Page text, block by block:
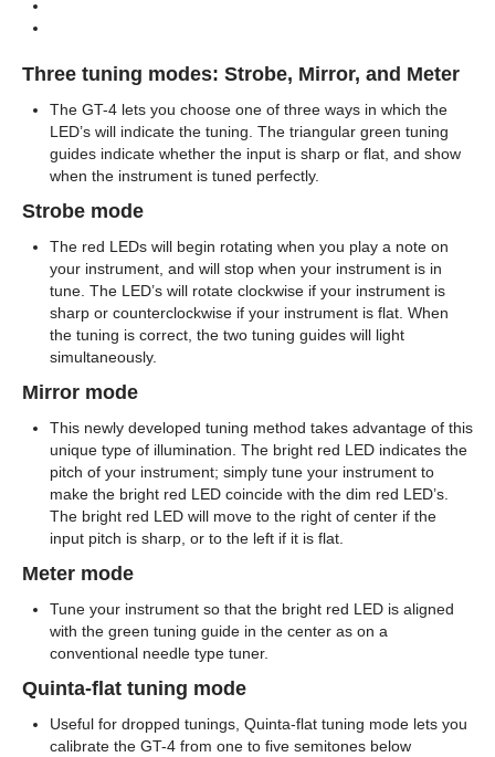
Three tuning modes: Strobe, Mirror, and Meter
The GT-4 lets you choose one of three ways in which the
LED’s will indicate the tuning. The triangular green tuning
guides indicate whether the input is sharp or flat, and show
when the instrument is tuned perfectly.
Strobe mode
The red LEDs will begin rotating when you play a note on
your instrument, and will stop when your instrument is in
tune. The LED’s will rotate clockwise if your instrument is
sharp or counterclockwise if your instrument is flat. When
the tuning is correct, the two tuning guides will light
simultaneously.
Mirror mode
This newly developed tuning method takes advantage of this
unique type of illumination. The bright red LED indicates the
pitch of your instrument; simply tune your instrument to
make the bright red LED coincide with the dim red LED’s.
The bright red LED will move to the right of center if the
input pitch is sharp, or to the left if it is flat.
Meter mode
Tune your instrument so that the bright red LED is aligned
with the green tuning guide in the center as on a
conventional needle type tuner.
Quinta-flat tuning mode
Useful for dropped tunings, Quinta-flat tuning mode lets you
calibrate the GT-4 from one to five semitones below